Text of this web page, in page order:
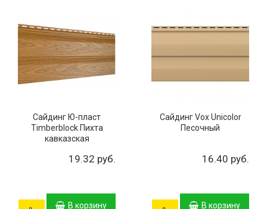
Сайдинг Ю-пласт
Timberblock Пихта
кавказская
19.32 руб.
В корзину
Сайдинг Vox Unicolor
Песочный
16.40 руб.
В корзину